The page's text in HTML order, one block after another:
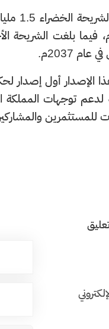
2037م.
الإصدار أول إصدار
لدعم توجهات
للمستثمرين